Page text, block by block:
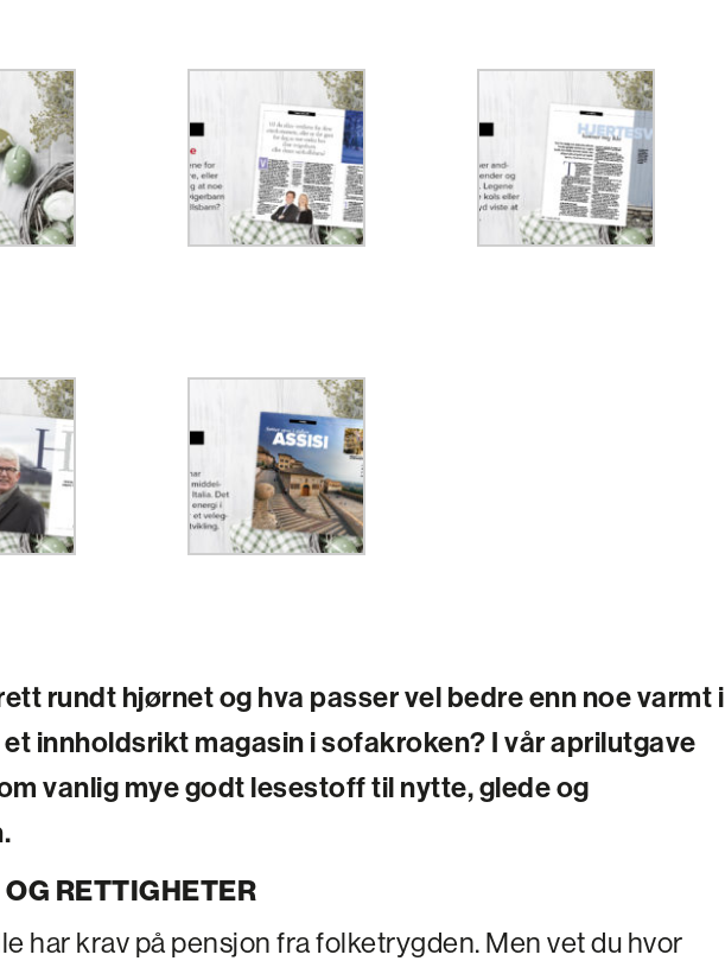
rundt hjørnet og hva passer vel bedre enn noe varmt i
innholdsrikt magasin i sofakroken? I vår aprilutgave
vanlig mye godt lesestoff til nytte, glede og
RETTIGHETER
har krav på pensjon fra folketrygden. Men vet du hvor